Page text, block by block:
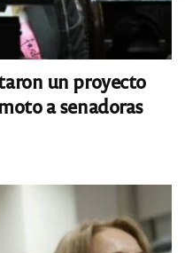
un proyecto
a senadoras